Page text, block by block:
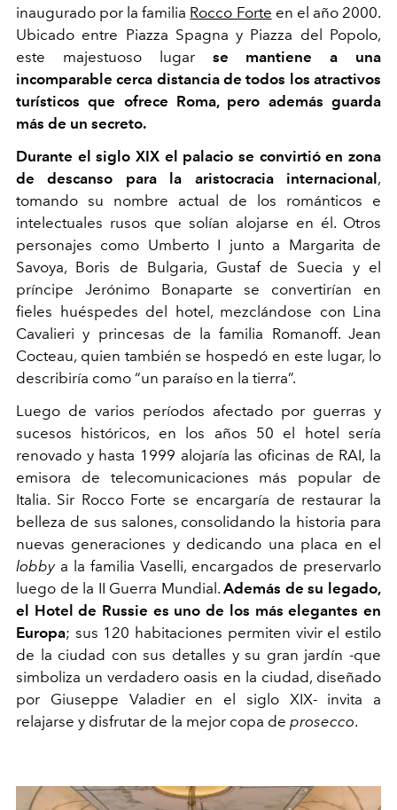
inaugurado por la familia Rocco Forte en el año 2000.
Ubicado entre Piazza Spagna y Piazza del Popolo,
este majestuoso lugar se mantiene a una
incomparable cerca distancia de todos los atractivos
turísticos que ofrece Roma, pero además guarda
más de un secreto.
Durante el siglo XIX el palacio se convirtió en zona
de descanso para la aristocracia internacional,
tomando su nombre actual de los románticos e
intelectuales rusos que solían alojarse en él. Otros
personajes como Umberto I junto a Margarita de
Savoya, Boris de Bulgaria, Gustaf de Suecia y el
príncipe Jerónimo Bonaparte se convertirían en
fieles huéspedes del hotel, mezclándose con Lina
Cavalieri y princesas de la familia Romanoff. Jean
Cocteau, quien también se hospedó en este lugar, lo
describiría como “un paraíso en la tierra”.
Luego de varios períodos afectado por guerras y
sucesos históricos, en los años 50 el hotel sería
renovado y hasta 1999 alojaría las oficinas de RAI, la
emisora de telecomunicaciones más popular de
Italia. Sir Rocco Forte se encargaría de restaurar la
belleza de sus salones, consolidando la historia para
nuevas generaciones y dedicando una placa en el
lobbya la familia Vaselli, encargados de preservarlo
luego de la II Guerra Mundial.Además de su legado,
el Hotel de Russie es uno de los más elegantes en
Europa; sus 120 habitaciones permiten vivir el estilo
de la ciudad con sus detalles y su gran jardín -que
simboliza un verdadero oasis en la ciudad, diseñado
por Giuseppe Valadier en el siglo XIX- invita a
relajarse y disfrutar de la mejor copa de prosecco.